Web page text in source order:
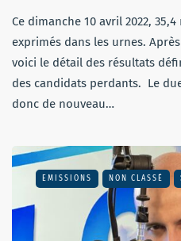
Ce dimanche 10 avril 2022,
exprimés dans les urnes.
voici le détail des résultats
des candidats perdants. Le
donc de nouveau…
EMISSIONS NON CLASSÉ